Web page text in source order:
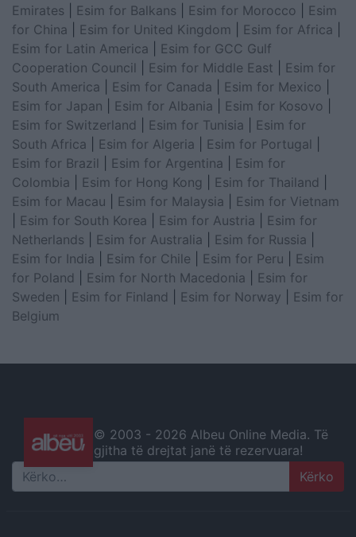
Emirates
Esim for Balkans Esim for Morocco
Esim
for China
Esim for United Kingdom Esim for Africa
Esim for Latin America
Esim for GCC Gulf
Cooperation Council
Esim for Middle East
Esim for
South America
Esim for Canada Esim for Mexico
Esim for Japan
Esim for Albania Esim for Kosovo
Esim for Switzerland
Esim for Tunisia
Esim for
South Africa
Esim for Algeria Esim for Portugal
Esim for Brazil
Esim for Argentina
Esim for
Colombia
Esim for Hong Kong Esim for Thailand
Esim for Macau
Esim for Malaysia
Esim for Vietnam
Esim for South Korea Esim for Austria
Esim for
Netherlands
Esim for Australia Esim for Russia
Esim for India
Esim for Chile Esim for Peru
Esim
for Poland
Esim for North Macedonia
Esim for
Sweden
Esim for Finland Esim for Norway
Esim for
Belgium
© 2003 - 2026 Albeu Online Media. Të
gjitha të drejtat janë të rezervuara!
Search